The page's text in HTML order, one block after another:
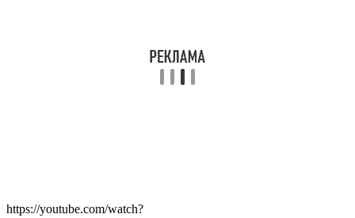
https://youtube.com/watch?